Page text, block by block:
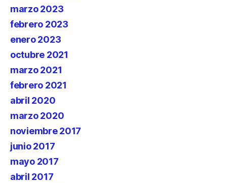
marzo 2023
febrero 2023
enero 2023
octubre 2021
marzo 2021
febrero 2021
abril 2020
marzo 2020
noviembre 2017
junio 2017
mayo 2017
abril 2017